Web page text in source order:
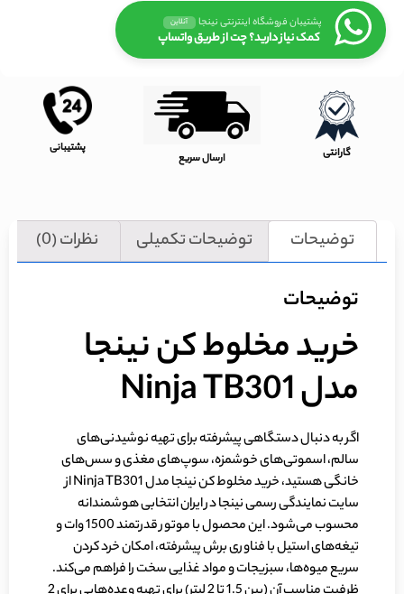
پشتیبان فروشگاه اینترنتی نینجا آنلاین
کمک نیاز دارید؟ چت از طریق واتساپ
گارانتی ارسال سریع
پشتیبانی
توضیحات توضیحات تکمیلی نظرات (0)
توضیحات
خرید مخلوط کن نینجا
مدل
اگر به دنبال دستگاهی پیشرفته برای تهیه نوشیدنی‌های
سالم، اسموتی‌های خوشمزه، سوپ‌های مغذی و سس‌های
خانگی هستید، خرید مخلوط کن نینجا مدل Ninja TB301 از
سایت نمایندگی رسمی نینجا در ایران انتخابی هوشمندانه
محسوب می‌شود. این محصول با موتور قدرتمند 1500 وات و
تیغه‌های استیل با فناوری برش پیشرفته، امکان خرد کردن
سریع میوه‌ها، سبزیجات و مواد غذایی سخت را فراهم می‌کند.